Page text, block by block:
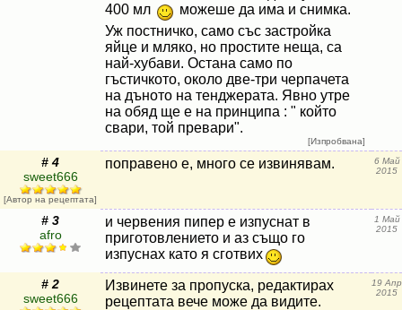
400 мл
можеше да има и снимка.
Уж постничко, само със застройка
яйце и мляко, но простите неща, са
най-хубави. Остана само по
гъстичкото, около две-три черпачета
на дъното на тенджерата. Явно утре
на обяд ще е на принципа : " който
свари, той превари".
[Изпробвана]
# 4
sweet666
[Автор на рецептата]
поправено е, много се извинявам.
6 Май
2015
# 3
afro
и червения пипер е изпуснат в
приготовлението и аз също го
изпуснах като я сготвих
1 Май
2015
# 2
sweet666
Извинете за пропуска, редактирах
рецептата вече може да видите.
19 Апр
2015